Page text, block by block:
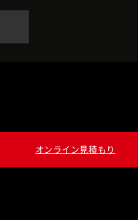
オンライン見積もり